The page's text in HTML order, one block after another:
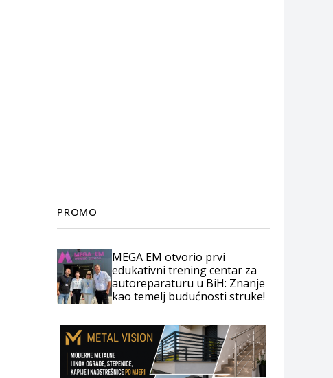
PROMO
MEGA EM otvorio prvi
edukativni trening centar za
autoreparaturu u BiH: Znanje
kao temelj budućnosti struke!